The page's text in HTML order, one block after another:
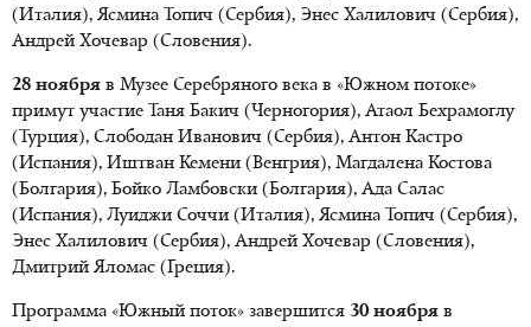
(Италия), Ясмина Топич (Сербия), Энес Халилович (Сербия),
Андрей Хочевар (Словения).
28 ноября в Музее Серебряного века в «Южном потоке»
примут участие Таня Бакич (Черногория), Атаол Бехрамоглу
(Турция), Слободан Иванович (Сербия), Антон Кастро
(Испания), Иштван Кемени (Венгрия), Магдалена Костова
(Болгария), Бойко Ламбовски (Болгария), Ада Салас
(Испания), Луиджи Соччи (Италия), Ясмина Топич (Сербия),
Энес Халилович (Сербия), Андрей Хочевар (Словения),
Дмитрий Яломас (Греция).
Программа «Южный поток» завершится 30 ноября в